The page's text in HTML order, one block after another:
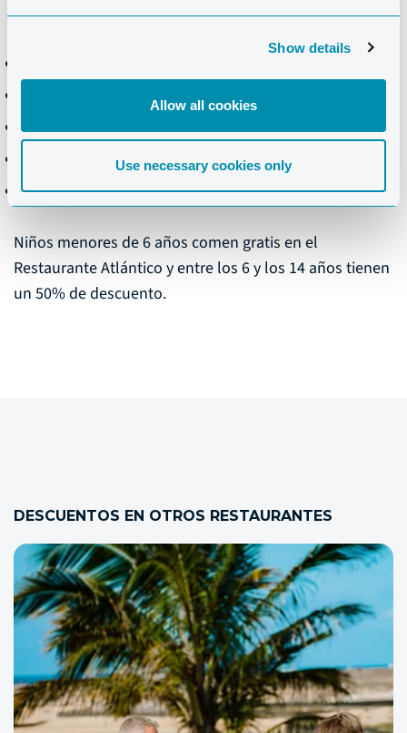
Show details
Allow all cookies
Use necessary cookies only
01/11/25 - 31/10/26
Almuerzo: 18,50 €
Cena: 26,00 €
Media pensión: 35,50 €
Pensión completa: 47,50 €
Niños menores de 6 años comen gratis en el
Restaurante Atlántico y entre los 6 y los 14 años tienen
un 50% de descuento.
DESCUENTOS EN OTROS RESTAURANTES